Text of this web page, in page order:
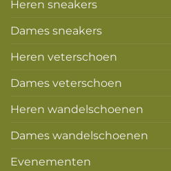
Heren sneakers
Dames sneakers
Heren veterschoen
Dames veterschoen
Heren wandelschoenen
Dames wandelschoenen
Evenementen